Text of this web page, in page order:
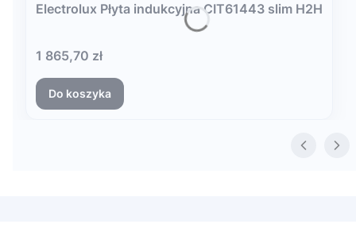
Electrolux Płyta indukcyjna CIT61443 slim H2H
Cena
1 865,70 zł
Do koszyka